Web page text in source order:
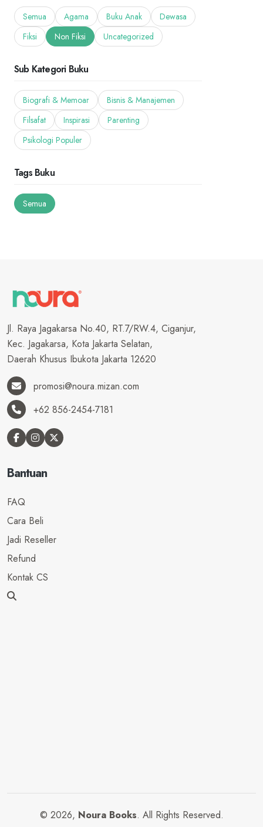
Semua Agama Buku Anak
Dewasa
Fiksi
Non Fiksi Uncategorized
Sub Kategori Buku
Biografi & Memoar
Bisnis & Manajemen
Filsafat
Inspirasi
Parenting
Psikologi Populer
Tags Buku
Semua
Jl. Raya Jagakarsa No.40, RT.7/RW.4, Ciganjur,
Kec. Jagakarsa, Kota Jakarta Selatan,
Daerah Khusus Ibukota Jakarta 12620
promosi@noura.mizan.com
+62 856-2454-7181
Bantuan
FAQ
Cara Beli
Jadi Reseller
Refund
Kontak CS
© 2026, Noura Books. All Rights Reserved.